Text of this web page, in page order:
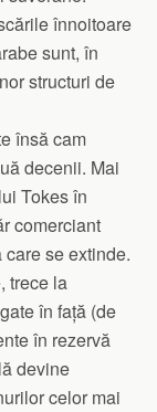
înnoitoare
sunt, în
structuri de
însă cam
decenii. Mai
Tokes în
comerciant
se extinde.
trece la
în față (de
în rezervă
devine
celor mai